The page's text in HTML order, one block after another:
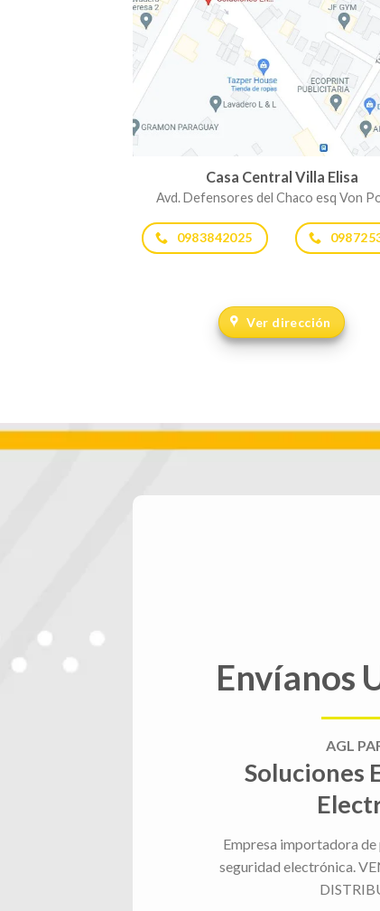
Casa Central Villa Elisa
Avd. Defensores del Chaco esq Von
0983842025
Ver dirección
Envíanos
AGL
Soluciones
Empresa importadora
seguridad electrónica.